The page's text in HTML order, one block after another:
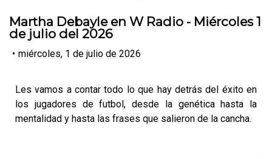
Martha Debayle en W Radio - Miércoles 1
de julio del 2026
• miércoles, 1 de julio de 2026
Les vamos a contar todo lo que hay detrás del éxito en
los jugadores de futbol, desde la genética hasta la
mentalidad y hasta las frases que salieron de la cancha.